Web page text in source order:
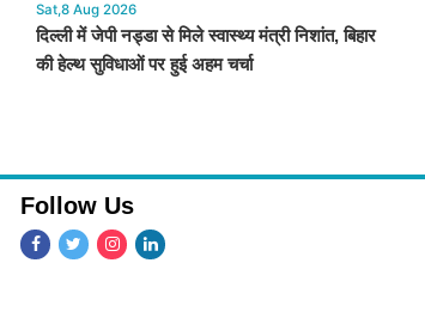
Sat,8 Aug 2026
दिल्ली में जेपी नड्डा से मिले स्वास्थ्य मंत्री निशांत, बिहार
की हेल्थ सुविधाओं पर हुई अहम चर्चा
Follow Us